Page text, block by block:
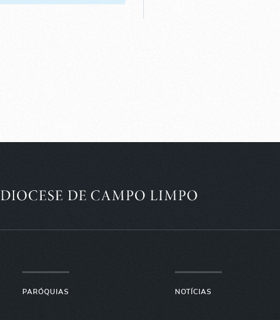
PARÓQUIAS NOTÍCIAS